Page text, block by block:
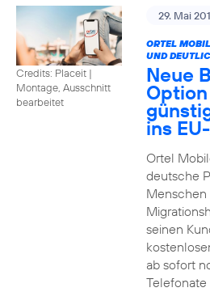
Credits: Placeit |
Montage, Ausschnitt
bearbeitet
29. Mai
ORTEL
UND
Neue
ins
Ortel
deutsche
Menschen
seinen
ab sofort
Telefonate